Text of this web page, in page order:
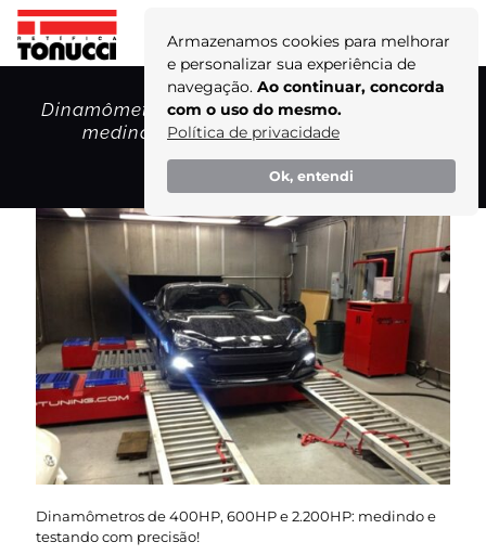
Armazenamos cookies para melhorar
e personalizar sua experiência de
navegação. Ao continuar, concorda
com o uso do mesmo.
Política de privacidade
Ok, entendi
Dinamômetros de 400HP, 600HP e 2.200HP:
medindo e testando com precisão!
Home
Dinamômetros de 400HP, 600HP e 2.200HP: medindo e
testando com precisão!